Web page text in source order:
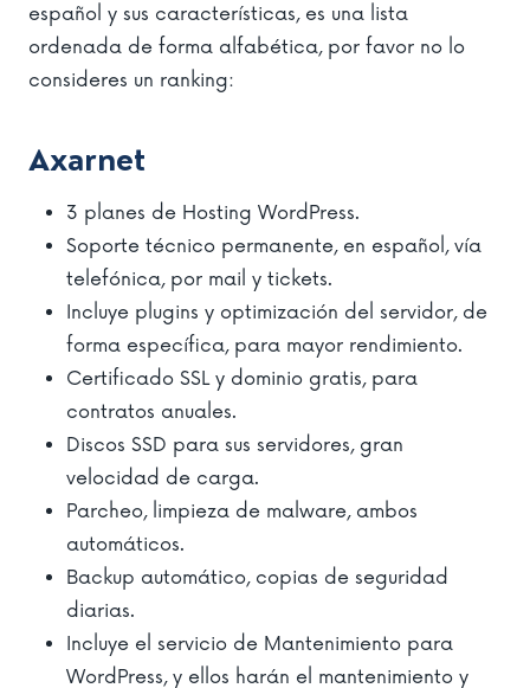
español y sus características, es una lista
ordenada de forma alfabética, por favor no lo
consideres un ranking:
Axarnet
3 planes de Hosting WordPress.
Soporte técnico permanente, en español, vía
telefónica, por mail y tickets.
Incluye plugins y optimización del servidor, de
forma específica, para mayor rendimiento.
Certificado SSL y dominio gratis, para
contratos anuales.
Discos SSD para sus servidores, gran
velocidad de carga.
Parcheo, limpieza de malware, ambos
automáticos.
Backup automático, copias de seguridad
diarias.
Incluye el servicio de Mantenimiento para
WordPress, y ellos harán el mantenimiento y